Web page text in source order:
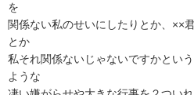
を
関係ない私のせいにしたりとか、××
とか
私それ関係ないじゃないですかとい
ような